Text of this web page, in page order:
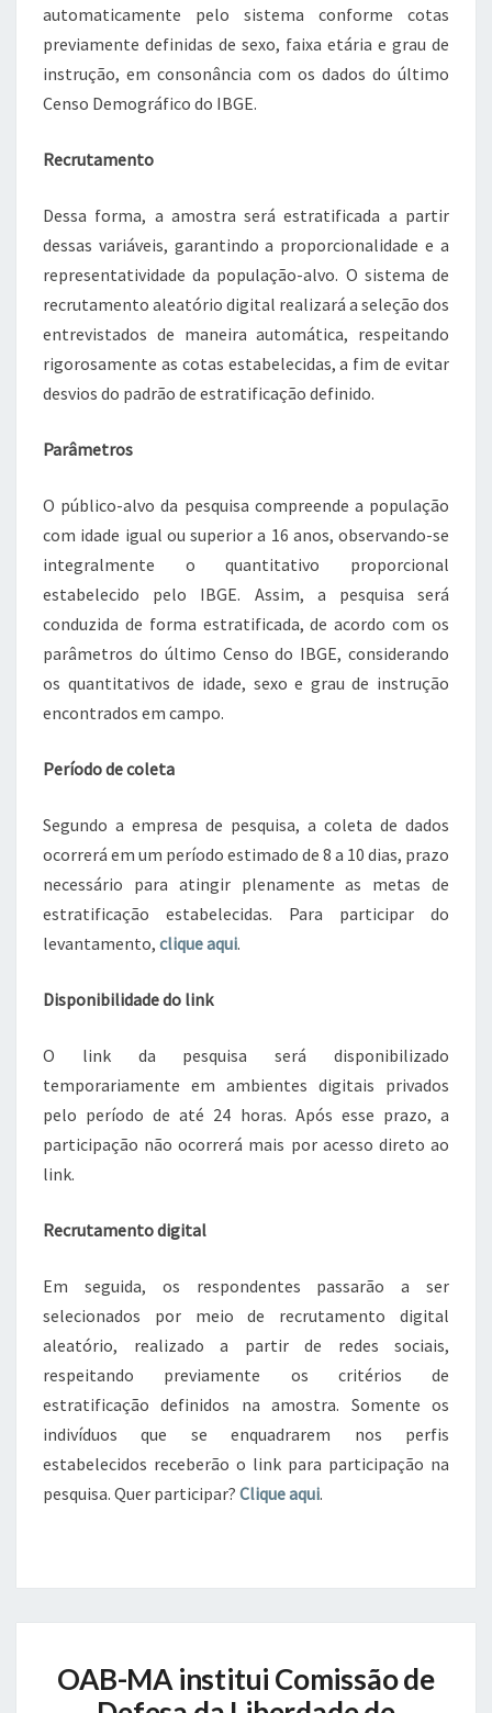
automaticamente pelo sistema conforme cotas
previamente definidas de sexo, faixa etária e grau de
instrução, em consonância com os dados do último
Censo Demográfico do IBGE.
Recrutamento
Dessa forma, a amostra será estratificada a partir
dessas variáveis, garantindo a proporcionalidade e a
representatividade da população-alvo. O sistema de
recrutamento aleatório digital realizará a seleção dos
entrevistados de maneira automática, respeitando
rigorosamente as cotas estabelecidas, a fim de evitar
desvios do padrão de estratificação definido.
Parâmetros
O público-alvo da pesquisa compreende a população
com idade igual ou superior a 16 anos, observando-se
integralmente o quantitativo proporcional
estabelecido pelo IBGE. Assim, a pesquisa será
conduzida de forma estratificada, de acordo com os
parâmetros do último Censo do IBGE, considerando
os quantitativos de idade, sexo e grau de instrução
encontrados em campo.
Período de coleta
Segundo a empresa de pesquisa, a coleta de dados
ocorrerá em um período estimado de 8 a 10 dias, prazo
necessário para atingir plenamente as metas de
estratificação estabelecidas. Para participar do
levantamento, clique aqui.
Disponibilidade do link
O link da pesquisa será disponibilizado
temporariamente em ambientes digitais privados
pelo período de até 24 horas. Após esse prazo, a
participação não ocorrerá mais por acesso direto ao
link.
Recrutamento digital
Em seguida, os respondentes passarão a ser
selecionados por meio de recrutamento digital
aleatório, realizado a partir de redes sociais,
respeitando previamente os critérios de
estratificação definidos na amostra. Somente os
indivíduos que se enquadrarem nos perfis
estabelecidos receberão o link para participação na
pesquisa. Quer participar? Clique aqui.
MA
institui
OAB-MA institui Comissão de